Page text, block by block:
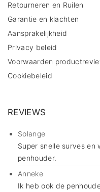
Retourneren en Ruilen
Garantie en klachten
Aansprakelijkheid
Privacy beleid
Voorwaarden
Cookiebeleid
REVIEWS
Solange
Super snelle surves en
penhouder.
Anneke
Ik heb ook de